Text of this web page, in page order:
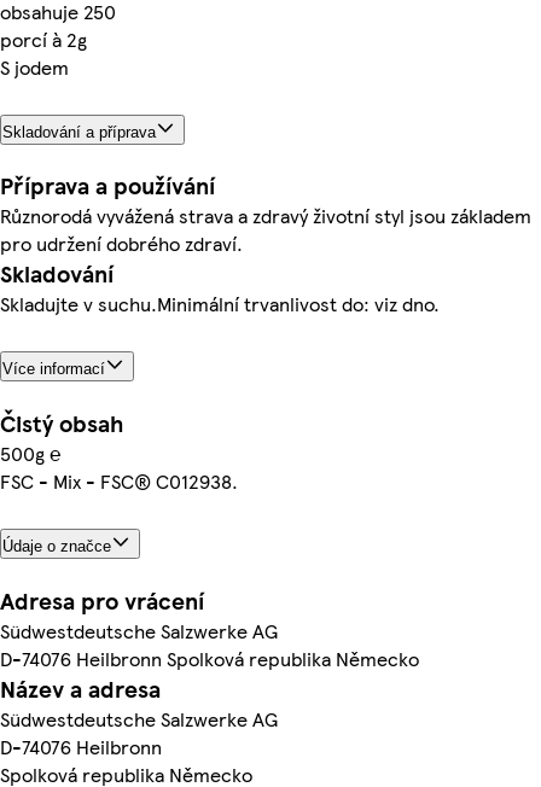
obsahuje 250
porcí à 2g
S jodem
Skladování a příprava
Příprava a používání
Různorodá vyvážená strava a zdravý životní styl jsou základem
pro udržení dobrého zdraví.
Skladování
Skladujte v suchu.Minimální trvanlivost do: viz dno.
Více informací
Čistý obsah
500g ℮
FSC - Mix - FSC® C012938.
Údaje o značce
Adresa pro vrácení
Südwestdeutsche Salzwerke AG
D-74076 Heilbronn Spolková republika Německo
Název a adresa
Südwestdeutsche Salzwerke AG
D-74076 Heilbronn
Spolková republika Německo